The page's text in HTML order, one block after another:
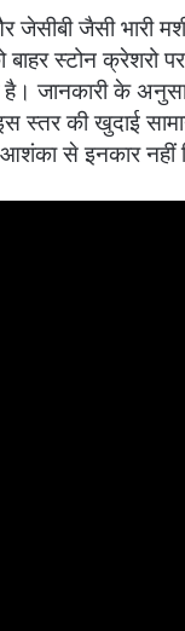
जैसी भारी
स्टोन क्रेशरो
के
की खुदाई
से इनकार नहीं